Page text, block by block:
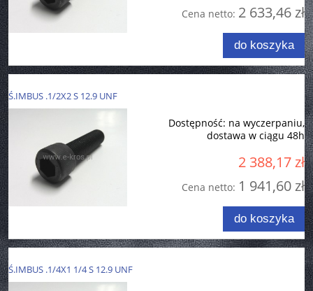
Cena netto: 2 633,46 zł
do koszyka
Ś.IMBUS .1/2X2 S 12.9 UNF
Dostępność: na wyczerpaniu,
dostawa w ciągu 48h
2 388,17 zł
Cena netto: 1 941,60 zł
do koszyka
Ś.IMBUS .1/4X1 1/4 S 12.9 UNF